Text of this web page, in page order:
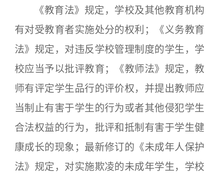
《教育法》规定，学校及其他教育机构
有对受教育者实施处分的权利；《义务教育
法》规定，对违反学校管理制度的学生，学
校应当予以批评教育；《教师法》规定，教
师有评定学生品行的评价权，并提出教师应
当制止有害于学生的行为或者其他侵犯学生
合法权益的行为，批评和抵制有害于学生健
康成长的现象；最新修订的《未成年人保护
法》规定，对实施欺凌的未成年学生，学校